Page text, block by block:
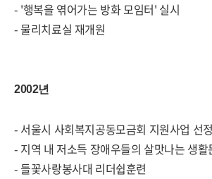
- '행복을 엮어가는 방화 모임터' 실시
- 물리치료실 재개원
2002년
- 서울시 사회복지공동모금회 지원사업 선정
- 지역 내 저소득 장애우들의 살맛나는 생활
- 들꽃사랑봉사대 리더쉽훈련